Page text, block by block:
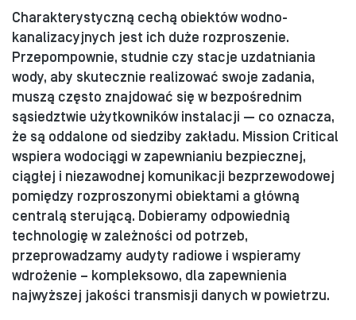
Charakterystyczną cechą obiektów wodno-
kanalizacyjnych jest ich duże rozproszenie.
Przepompownie, studnie czy stacje uzdatniania
wody, aby skutecznie realizować swoje zadania,
muszą często znajdować się w bezpośrednim
sąsiedztwie użytkowników instalacji — co oznacza,
że są oddalone od siedziby zakładu. Mission Critical
wspiera wodociągi w zapewnianiu bezpiecznej,
ciągłej i niezawodnej komunikacji bezprzewodowej
pomiędzy rozproszonymi obiektami a główną
centralą sterującą. Dobieramy odpowiednią
technologię w zależności od potrzeb,
przeprowadzamy audyty radiowe i wspieramy
wdrożenie – kompleksowo, dla zapewnienia
najwyższej jakości transmisji danych w powietrzu.